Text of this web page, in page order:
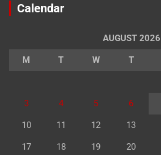
Calendar
AUGUST 2026
M T W T
3 4 5 6
10 11 12 13
17 18 19 20